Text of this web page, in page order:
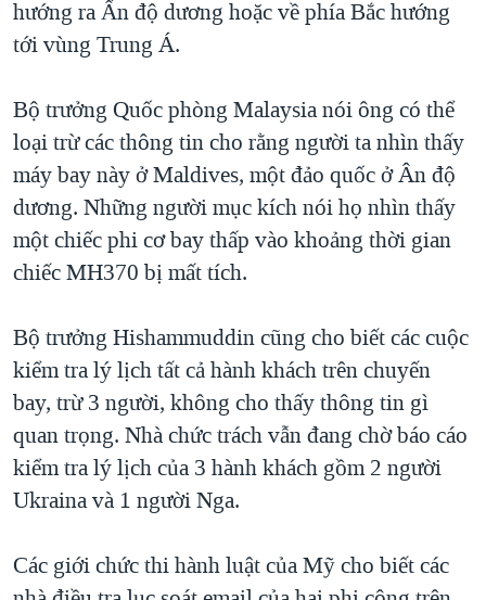
hướng ra Ấn độ dương hoặc về phía Bắc hướng
tới vùng Trung Á.
Bộ trưởng Quốc phòng Malaysia nói ông có thể
loại trừ các thông tin cho rằng người ta nhìn thấy
máy bay này ở Maldives, một đảo quốc ở Ân độ
dương. Những người mục kích nói họ nhìn thấy
một chiếc phi cơ bay thấp vào khoảng thời gian
chiếc MH370 bị mất tích.
Bộ trưởng Hishammuddin cũng cho biết các cuộc
kiểm tra lý lịch tất cả hành khách trên chuyến
bay, trừ 3 người, không cho thấy thông tin gì
quan trọng. Nhà chức trách vẫn đang chờ báo cáo
kiểm tra lý lịch của 3 hành khách gồm 2 người
Ukraina và 1 người Nga.
Các giới chức thi hành luật của Mỹ cho biết các